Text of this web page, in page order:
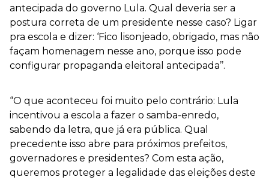
antecipada do governo Lula. Qual deveria ser a
postura correta de um presidente nesse caso? Ligar
pra escola e dizer: ‘Fico lisonjeado, obrigado, mas não
façam homenagem nesse ano, porque isso pode
configurar propaganda eleitoral antecipada’’.
“O que aconteceu foi muito pelo contrário: Lula
incentivou a escola a fazer o samba-enredo,
sabendo da letra, que já era pública. Qual
precedente isso abre para próximos prefeitos,
governadores e presidentes? Com esta ação,
queremos proteger a legalidade das eleições deste